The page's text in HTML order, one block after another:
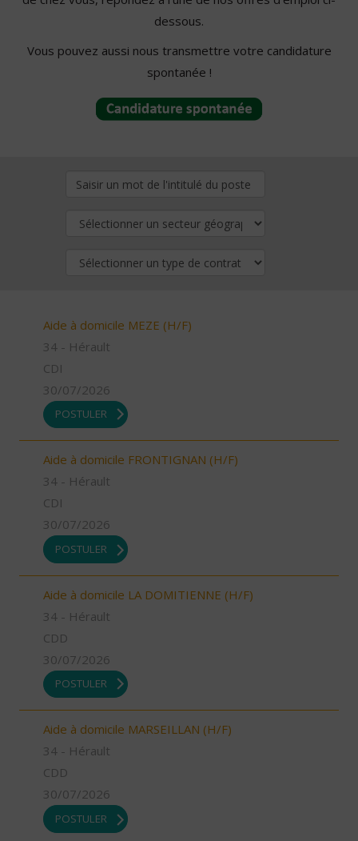
dessous.
Vous pouvez aussi nous transmettre votre candidature
spontanée !
Aide à domicile MEZE (H/F)
34 - Hérault
CDI
30/07/2026
POSTULER
Aide à domicile FRONTIGNAN (H/F)
34 - Hérault
CDI
30/07/2026
POSTULER
Aide à domicile LA DOMITIENNE (H/F)
34 - Hérault
CDD
30/07/2026
POSTULER
Aide à domicile MARSEILLAN (H/F)
34 - Hérault
CDD
30/07/2026
POSTULER